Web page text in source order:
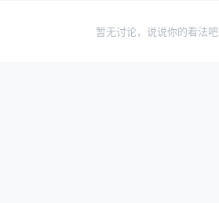
暂无讨论，说说你的看法吧